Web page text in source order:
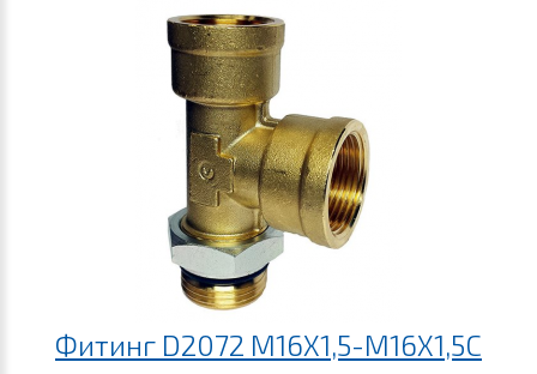
Фитинг D2072 M16X1,5-M16X1,5C